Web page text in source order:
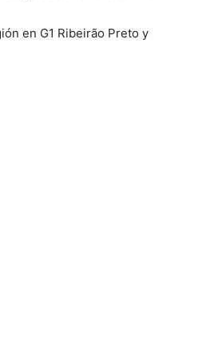
en G1 Ribeirão Preto y